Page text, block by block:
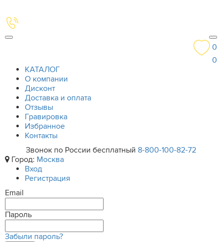
0
0
КАТАЛОГ
О компании
Дисконт
Доставка и оплата
Отзывы
Гравировка
Избранное
Контакты
Звонок по России бесплатный 8-800-100-82-72
Город: Москва
Вход
Регистрация
Email
Пароль
Забыли пароль?